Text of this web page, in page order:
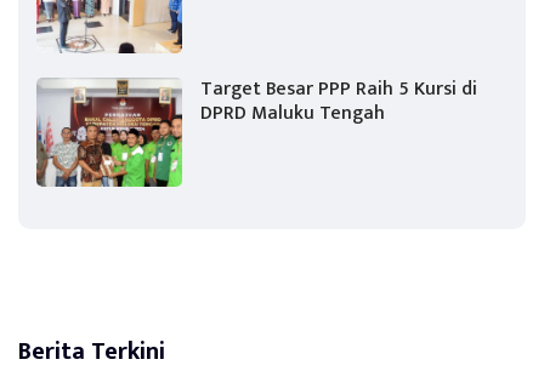
Target Besar PPP Raih 5 Kursi di
DPRD Maluku Tengah
Berita Terkini